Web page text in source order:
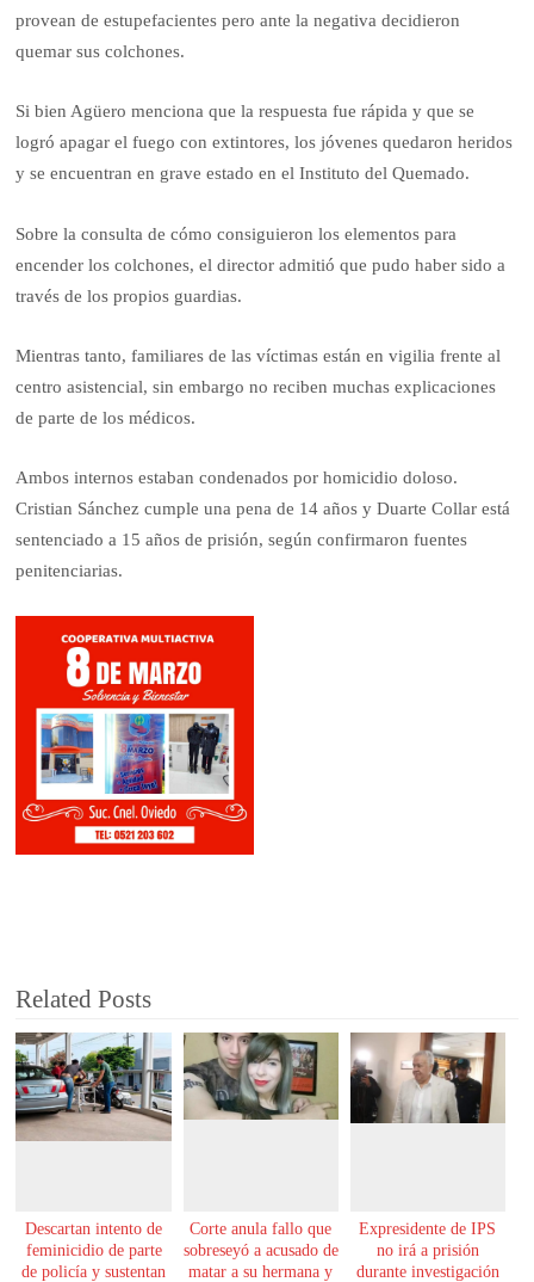
provean de estupefacientes pero ante la negativa decidieron
quemar sus colchones.
Si bien Agüero menciona que la respuesta fue rápida y que se
logró apagar el fuego con extintores, los jóvenes quedaron heridos
y se encuentran en grave estado en el Instituto del Quemado.
Sobre la consulta de cómo consiguieron los elementos para
encender los colchones, el director admitió que pudo haber sido a
través de los propios guardias.
Mientras tanto, familiares de las víctimas están en vigilia frente al
centro asistencial, sin embargo no reciben muchas explicaciones
de parte de los médicos.
Ambos internos estaban condenados por homicidio doloso.
Cristian Sánchez cumple una pena de 14 años y Duarte Collar está
sentenciado a 15 años de prisión, según confirmaron fuentes
penitenciarias.
Related Posts
Descartan intento de
feminicidio de parte
de policía y sustentan
Corte anula fallo que
sobreseyó a acusado de
matar a su hermana y
Expresidente de IPS
no irá a prisión
durante investigación